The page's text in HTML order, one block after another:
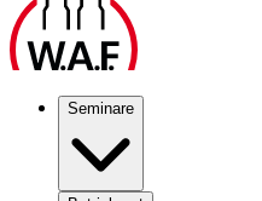
Seminare